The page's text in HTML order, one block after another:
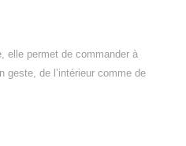
elle permet de commander à
geste, de l’intérieur comme de